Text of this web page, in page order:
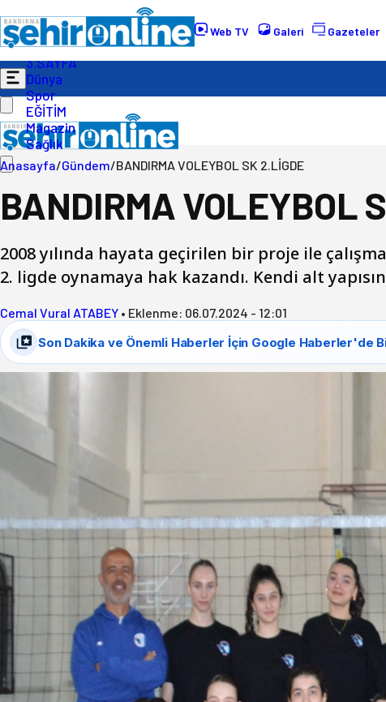
Web TV Galeri Gazeteler
Gündem
Ekonomi
Politika
3.SAYFA
Dünya
Spor
EĞİTİM
Magazin
Sağlık
Anasayfa/Gündem/BANDIRMA VOLEYBOL SK 2.LİGDE
BANDIRMA VOLEYBOL
2008 yılında hayata geçirilen bir proje ile
2. ligde oynamaya hak kazandı. Kendi alt
Cemal Vural ATABEY • Eklenme: 06.07.2024 - 12:01
Son Dakika ve Önemli Haberler İçin Google Haberler'de